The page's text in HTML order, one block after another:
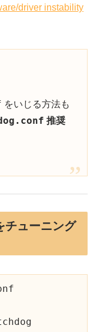
driver instability
をいじる方法も
推奨
ューニング